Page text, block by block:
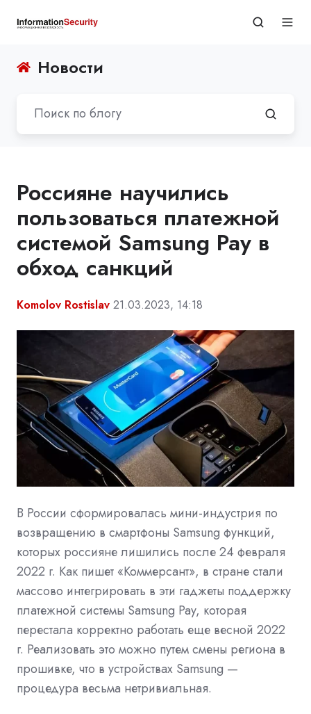
Новости
Россияне научились
пользоваться платежной
системой Samsung Pay в
обход санкций
Komolov Rostislav 21.03.2023, 14:18
В России сформировалась мини-индустрия по
возвращению в смартфоны Samsung функций,
которых россияне лишились после 24 февраля
2022 г. Как пишет «Коммерсант», в стране стали
массово интегрировать в эти гаджеты поддержку
платежной системы Samsung Pay, которая
перестала корректно работать еще весной 2022
г. Реализовать это можно путем смены региона в
прошивке, что в устройствах Samsung —
процедура весьма нетривиальная.